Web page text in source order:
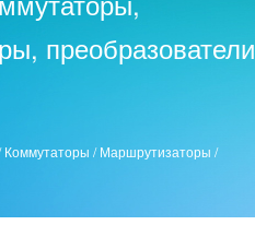
преобразователи
Коммутаторы / Маршрутизаторы /